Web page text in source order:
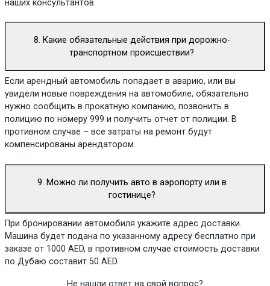
наших консультантов.
8. Какие обязательные действия при дорожно-
транспортном происшествии?
Если арендный автомобиль попадает в аварию, или вы
увидели новые повреждения на автомобиле, обязательно
нужно сообщить в прокатную компанию, позвонить в
полицию по номеру 999 и получить отчет от полиции. В
противном случае – все затраты на ремонт будут
компенсированы арендатором.
9. Можно ли получить авто в аэропорту или в
гостинице?
При бронировании автомобиля укажите адрес доставки.
Машина будет подана по указанному адресу бесплатно при
заказе от 1000 AED, в противном случае стоимость доставки
по Дубаю составит 50 AED.
Не нашли ответ на свой вопрос?